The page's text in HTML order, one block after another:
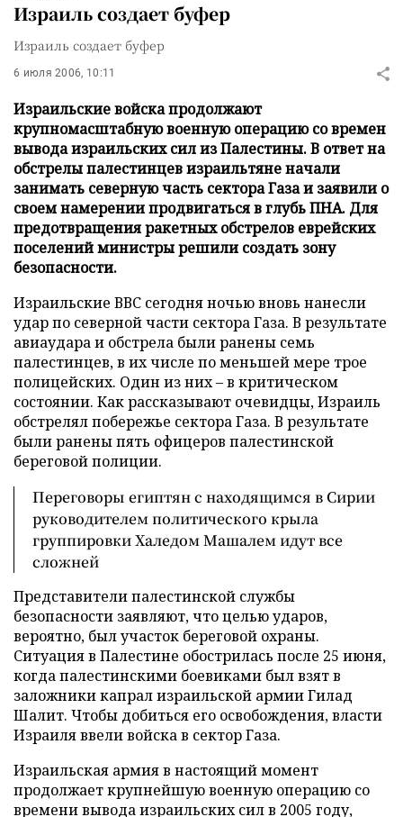
Израиль создает буфер
Израиль создает буфер
6 июля 2006, 10:11
Израильские войска продолжают
крупномасштабную военную операцию со времен
вывода израильских сил из Палестины. В ответ на
обстрелы палестинцев израильтяне начали
занимать северную часть сектора Газа и заявили о
своем намерении продвигаться в глубь ПНА. Для
предотвращения ракетных обстрелов еврейских
поселений министры решили создать зону
безопасности.
Израильские ВВС сегодня ночью вновь нанесли
удар по северной части сектора Газа. В результате
авиаудара и обстрела были ранены семь
палестинцев, в их числе по меньшей мере трое
полицейских. Один из них – в критическом
состоянии. Как рассказывают очевидцы, Израиль
обстрелял побережье сектора Газа. В результате
были ранены пять офицеров палестинской
береговой полиции.
Переговоры египтян с находящимся в Сирии
руководителем политического крыла
группировки Халедом Машалем идут все
сложней
Представители палестинской службы
безопасности заявляют, что целью ударов,
вероятно, был участок береговой охраны.
Ситуация в Палестине обострилась после 25 июня,
когда палестинскими боевиками был взят в
заложники капрал израильской армии Гилад
Шалит. Чтобы добиться его освобождения, власти
Израиля ввели войска в сектор Газа.
Израильская армия в настоящий момент
продолжает крупнейшую военную операцию со
времени вывода израильских сил в 2005 году,